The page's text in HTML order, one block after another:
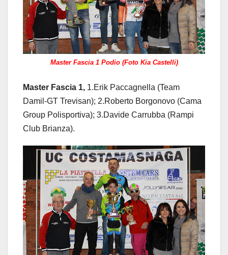
Master Fascia 1 Podio (Foto Kia Castelli)
Master Fascia 1, 1.Erik Paccagnella (Team
Damil-GT Trevisan); 2.Roberto Borgonovo (Cama
Group Polisportiva); 3.Davide Carrubba (Rampi
Club Brianza).